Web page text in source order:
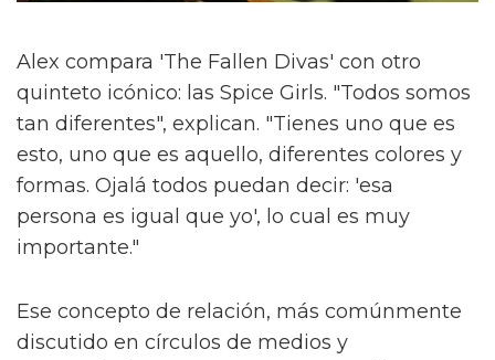
Alex compara 'The Fallen Divas' con otro
quinteto icónico: las Spice Girls. "Todos somos
tan diferentes", explican. "Tienes uno que es
esto, uno que es aquello, diferentes colores y
formas. Ojalá todos puedan decir: 'esa
persona es igual que yo', lo cual es muy
importante."
Ese concepto de relación, más comúnmente
discutido en círculos de medios y